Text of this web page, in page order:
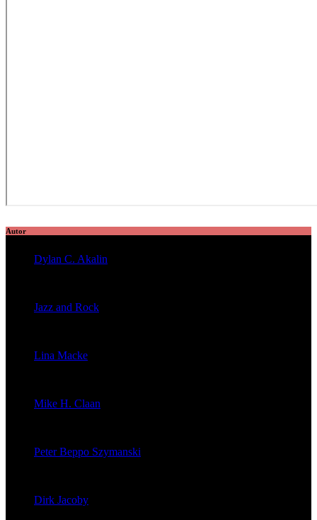
Autor
Dylan C. Akalin
Jazz and Rock
Lina Macke
Mike H. Claan
Peter Beppo Szymanski
Dirk Jacoby